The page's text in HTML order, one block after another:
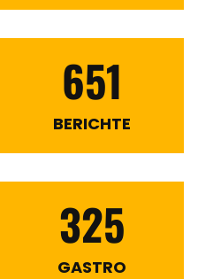
651
BERICHTE
325
GASTRO